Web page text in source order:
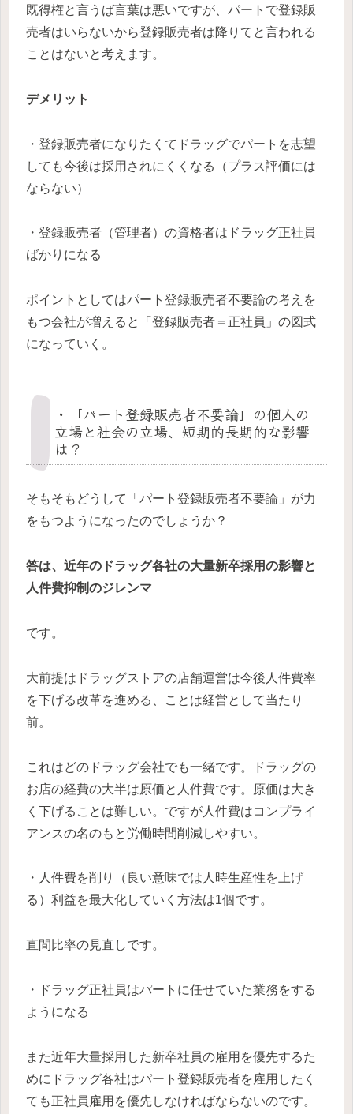
既得権と言うば言葉は悪いですが、パートで登録販
売者はいらないから登録販売者は降りてと言われる
ことはないと考えます。
デメリット
・登録販売者になりたくてドラッグでパートを志望
しても今後は採用されにくくなる（プラス評価には
ならない）
・登録販売者（管理者）の資格者はドラッグ正社員
ばかりになる
ポイントとしてはパート登録販売者不要論の考えを
もつ会社が増えると「登録販売者＝正社員」の図式
になっていく。
・「パート登録販売者不要論」の個人の
立場と社会の立場、短期的長期的な影響
は？
そもそもどうして「パート登録販売者不要論」が力
をもつようになったのでしょうか？
答は、近年のドラッグ各社の大量新卒採用の影響と
人件費抑制のジレンマ
です。
大前提はドラッグストアの店舗運営は今後人件費率
を下げる改革を進める、ことは経営として当たり
前。
これはどのドラッグ会社でも一緒です。ドラッグの
お店の経費の大半は原価と人件費です。原価は大き
く下げることは難しい。ですが人件費はコンプライ
アンスの名のもと労働時間削減しやすい。
・人件費を削り（良い意味では人時生産性を上げ
る）利益を最大化していく方法は1個です。
直間比率の見直しです。
・ドラッグ正社員はパートに任せていた業務をする
ようになる
また近年大量採用した新卒社員の雇用を優先するた
めにドラッグ各社はパート登録販売者を雇用したく
ても正社員雇用を優先しなければならないのです。